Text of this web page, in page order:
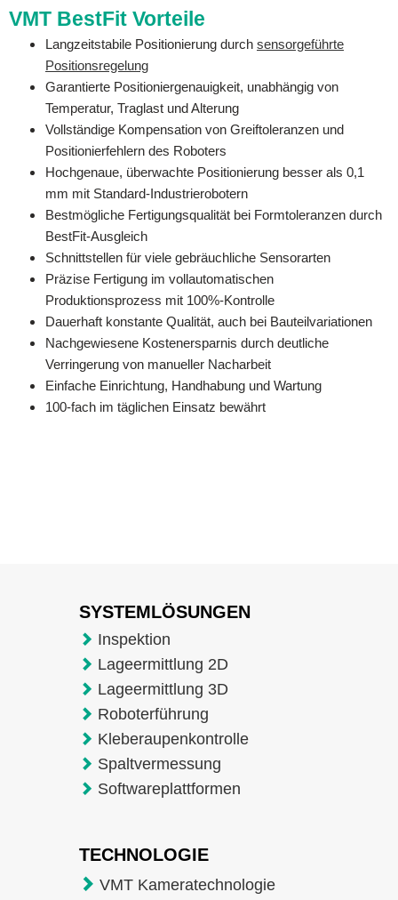
VMT BestFit Vorteile
Langzeitstabile Positionierung durch sensorgeführte
Positionsregelung
Garantierte Positioniergenauigkeit, unabhängig von
Temperatur, Traglast und Alterung
Vollständige Kompensation von Greiftoleranzen und
Positionierfehlern des Roboters
Hochgenaue, überwachte Positionierung besser als 0,1
mm mit Standard-Industrierobotern
Bestmögliche Fertigungsqualität bei Formtoleranzen durch
BestFit-Ausgleich
Schnittstellen für viele gebräuchliche Sensorarten
Präzise Fertigung im vollautomatischen
Produktionsprozess mit 100%-Kontrolle
Dauerhaft konstante Qualität, auch bei Bauteilvariationen
Nachgewiesene Kostenersparnis durch deutliche
Verringerung von manueller Nacharbeit
Einfache Einrichtung, Handhabung und Wartung
100-fach im täglichen Einsatz bewährt
SYSTEMLÖSUNGEN
Inspektion
Lageermittlung 2D
Lageermittlung 3D
Roboterführung
Kleberaupenkontrolle
Spaltvermessung
Softwareplattformen
TECHNOLOGIE
VMT Kameratechnologie